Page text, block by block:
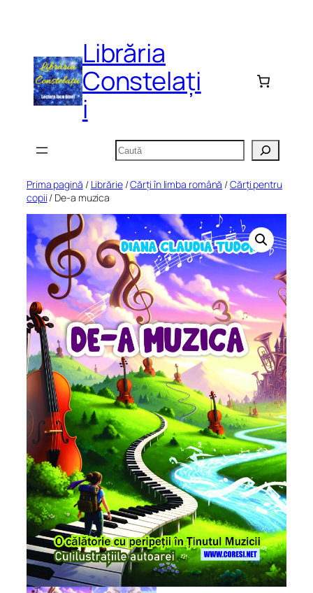
Librăria
Constelați
i
Caută
Prima pagină / Librărie/Cărți în limba română /Cărți pentru
copii / De-a muzica